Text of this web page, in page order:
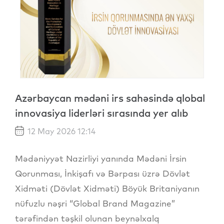
Azərbaycan mədəni irs sahəsində qlobal
innovasiya liderləri sırasında yer alıb
12 May 2026 12:14
Mədəniyyət Nazirliyi yanında Mədəni İrsin
Qorunması, İnkişafı və Bərpası üzrə Dövlət
Xidməti (Dövlət Xidməti) Böyük Britaniyanın
nüfuzlu nəşri “Global Brand Magazine”
tərəfindən təşkil olunan beynəlxalq